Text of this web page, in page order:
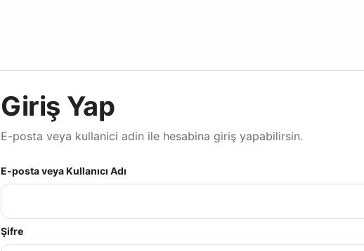
Giriş Yap
E-posta veya kullanici adin ile hesabina giriş yapabilirsin.
E-posta veya Kullanıcı Adı
Şifre